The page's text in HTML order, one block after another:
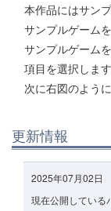
本作品にはサン
サンプルゲーム
サンプルゲーム
項目を選択します
次に右図のよう
更新情報
2025年07月02日
現在公開している